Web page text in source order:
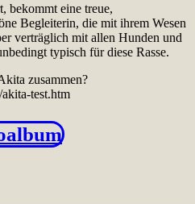
bekommt eine treue,
Begleiterin, die mit ihrem Wesen
verträglich mit allen Hunden und
typisch für diese Rasse.
zusammen?
test.htm